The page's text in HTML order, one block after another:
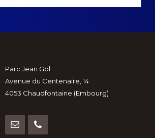
Footer
Parc Jean Gol
Avenue du Centenaire, 14
4053 Chaudfontaine (Embourg)